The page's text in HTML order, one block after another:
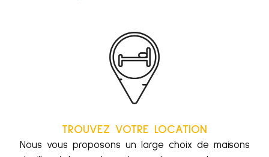
TROUVEZ VOTRE LOCATION
Nous vous proposons un large choix de maisons